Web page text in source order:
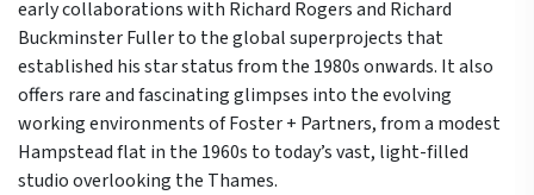
early collaborations with Richard Rogers and Richard
Buckminster Fuller to the global superprojects that
established his star status from the 1980s onwards. It also
offers rare and fascinating glimpses into the evolving
working environments of Foster + Partners, from a modest
Hampstead flat in the 1960s to today’s vast, light-filled
studio overlooking the Thames.